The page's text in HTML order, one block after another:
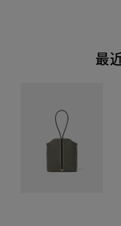
最